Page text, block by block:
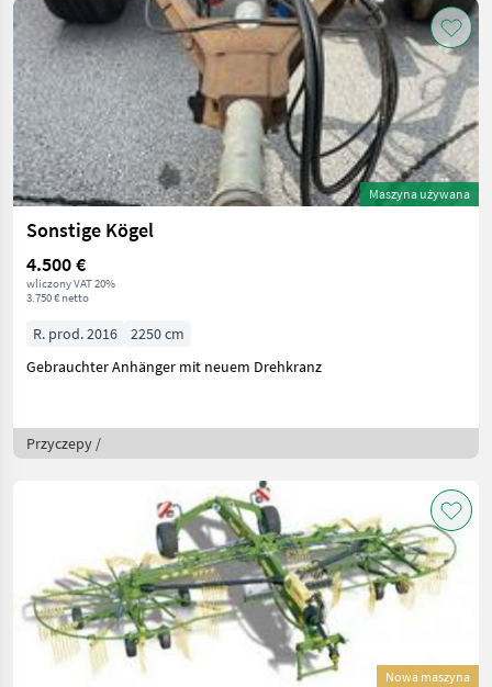
Maszyna używana
Sonstige Kögel
4.500 €
wliczony VAT 20%
3.750 € netto
R. prod. 2016
2250 cm
Gebrauchter Anhänger mit neuem Drehkranz
Przyczepy /
Nowa maszyna